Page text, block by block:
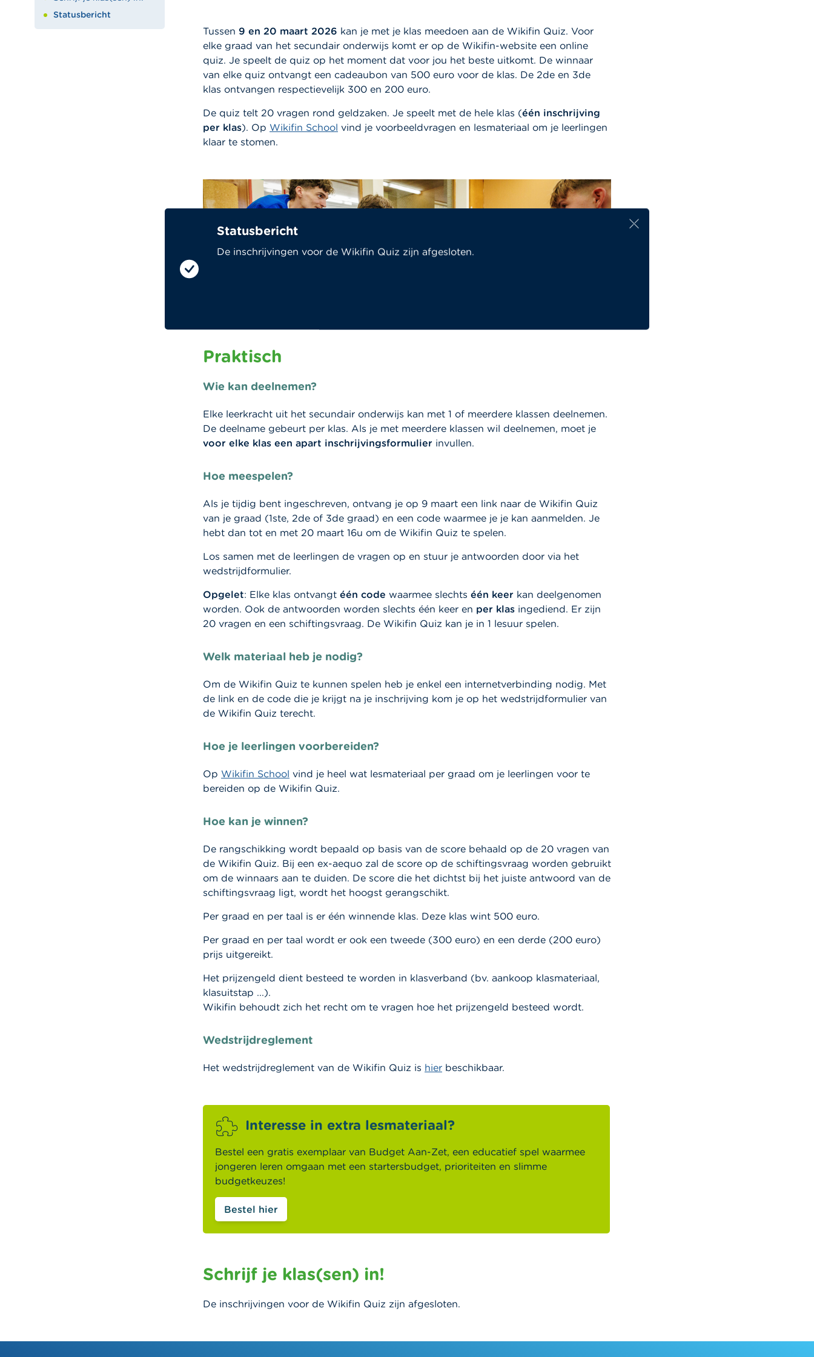
Statusbericht
Tussen 9 en 20 maart 2026 kan je met je klas meedoen aan de Wikifin Quiz. Voor
elke graad van het secundair onderwijs komt er op de Wikifin-website een online
quiz. Je speelt de quiz op het moment dat voor jou het beste uitkomt. De winnaar
van elke quiz ontvangt een cadeaubon van 500 euro voor de klas. De 2de en 3de
klas ontvangen respectievelijk 300 en 200 euro.
De quiz telt 20 vragen rond geldzaken. Je speelt met de hele klas (één inschrijving
per klas). Op Wikifin School vind je voorbeeldvragen en lesmateriaal om je leerlingen
klaar te stomen.
Praktisch
Wie kan deelnemen?
Elke leerkracht uit het secundair onderwijs kan met 1 of meerdere klassen deelnemen.
De deelname gebeurt per klas. Als je met meerdere klassen wil deelnemen, moet je
voor elke klas een apart inschrijvingsformulier invullen.
Hoe meespelen?
Als je tijdig bent ingeschreven, ontvang je op 9 maart een link naar de Wikifin Quiz
van je graad (1ste, 2de of 3de graad) en een code waarmee je je kan aanmelden. Je
hebt dan tot en met 20 maart 16u om de Wikifin Quiz te spelen.
Los samen met de leerlingen de vragen op en stuur je antwoorden door via het
wedstrijdformulier.
Opgelet: Elke klas ontvangt één code waarmee slechts één keer kan deelgenomen
worden. Ook de antwoorden worden slechts één keer en per klas ingediend. Er zijn
20 vragen en een schiftingsvraag. De Wikifin Quiz kan je in 1 lesuur spelen.
Welk materiaal heb je nodig?
Om de Wikifin Quiz te kunnen spelen heb je enkel een internetverbinding nodig. Met
de link en de code die je krijgt na je inschrijving kom je op het wedstrijdformulier van
de Wikifin Quiz terecht.
Hoe je leerlingen voorbereiden?
Op Wikifin School vind je heel wat lesmateriaal per graad om je leerlingen voor te
bereiden op de Wikifin Quiz.
Hoe kan je winnen?
De rangschikking wordt bepaald op basis van de score behaald op de 20 vragen van
de Wikifin Quiz. Bij een ex-aequo zal de score op de schiftingsvraag worden gebruikt
om de winnaars aan te duiden. De score die het dichtst bij het juiste antwoord van de
schiftingsvraag ligt, wordt het hoogst gerangschikt.
Per graad en per taal is er één winnende klas. Deze klas wint 500 euro.
Per graad en per taal wordt er ook een tweede (300 euro) en een derde (200 euro)
prijs uitgereikt.
Het prijzengeld dient besteed te worden in klasverband (bv. aankoop klasmateriaal,
klasuitstap ...).
Wikifin behoudt zich het recht om te vragen hoe het prijzengeld besteed wordt.
Wedstrijdreglement
Het wedstrijdreglement van de Wikifin Quiz is hier beschikbaar.
Interesse in extra lesmateriaal?
Bestel een gratis exemplaar van Budget Aan-Zet, een educatief spel waarmee
jongeren leren omgaan met een startersbudget, prioriteiten en slimme
budgetkeuzes!
Bestel hier
Schrijf je klas(sen) in!
De inschrijvingen voor de Wikifin Quiz zijn afgesloten.
Statusbericht
De inschrijvingen voor de Wikifin Quiz zijn afgesloten.